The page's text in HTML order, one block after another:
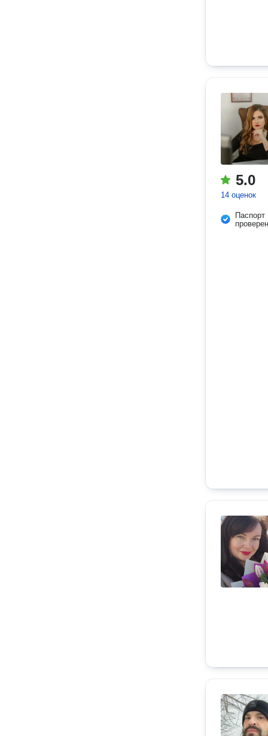
5.0
14 оценок
Паспорт
проверен